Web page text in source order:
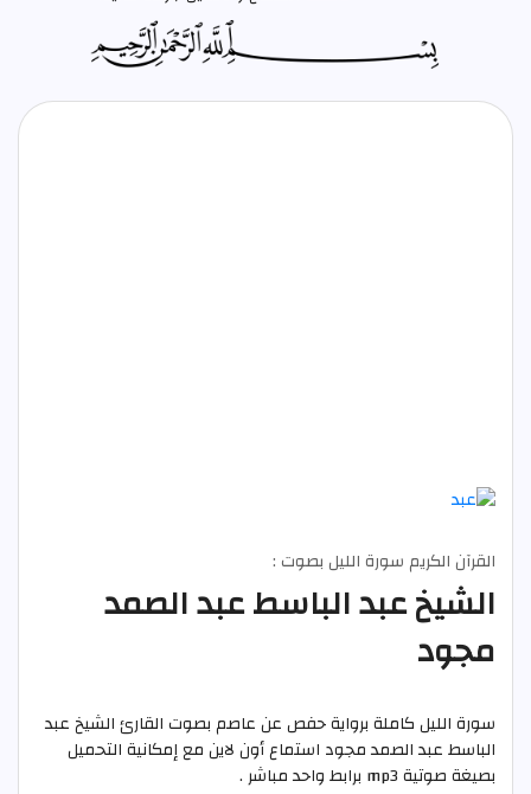
القرآن الكريم سورة الليل بصوت :
الشيخ عبد الباسط عبد الصمد
مجود
سورة الليل كاملة برواية حفص عن عاصم بصوت القارئ الشيخ عبد
الباسط عبد الصمد مجود استماع أون لاين مع إمكانية التحميل
بصيغة صوتية mp3 برابط واحد مباشر .